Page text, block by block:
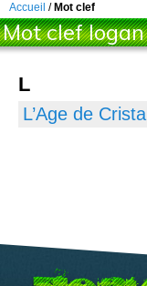
Accueil / Mot clef
Mot clef logan
L
L’Age de Cristal